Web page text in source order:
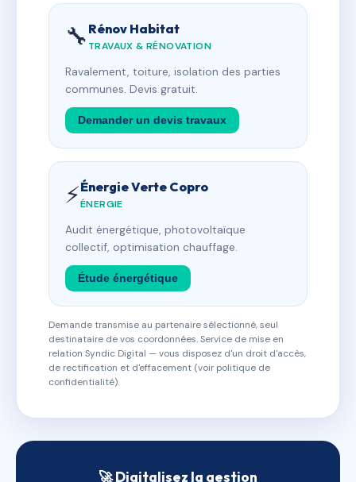
🔧 Rénov Habitat
TRAVAUX & RÉNOVATION
Ravalement, toiture, isolation des parties
communes. Devis gratuit.
Demander un devis travaux
⚡Énergie Verte Copro
ÉNERGIE
Audit énergétique, photovoltaïque
collectif, optimisation chauffage.
Étude énergétique
Demande transmise au partenaire sélectionné, seul
destinataire de vos coordonnées. Service de mise en
relation Syndic Digital — vous disposez d'un droit d'accès,
de rectification et d'effacement (voir politique de
confidentialité).
🚀 Digitalisez la gestion